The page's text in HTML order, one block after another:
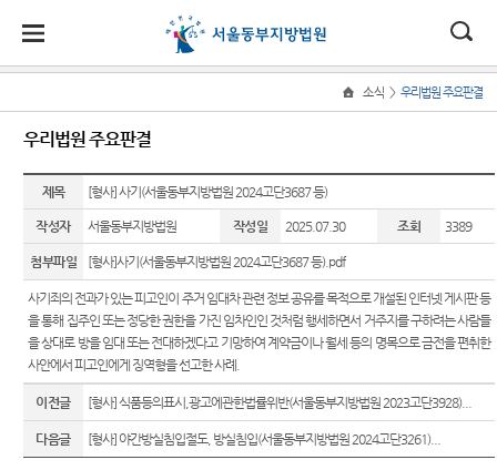
법원
소개
법원장
인사말
연혁
조직 및
전화번
호
재판개
정 및 법
정안내
관할구
소식
새소식
우리법
원 주요
판결
포토뉴
스
법원게
시판
E-mail
Club
민원
사회적
약자 통
합적 사
법
지원 -
사법접
근센터
민원안
내
자주묻
는질문
정보
사건검
색
판결서
사본 제
공신청
판결서
인터넷
열람
각급법
소통
법원에
바란다
부조리
신고센
터
칭찬합
니다
증인지
원관 제
도
법원견
소식 > 우리법원 주요판결
우리법원 주요판결
제목 [형사] 사기(서울동부지방법원 2024고단3687 등)
작성자 서울동부지방법원 작성일 2025.07.30 조회 3389
첨부파일 [형사]사기(서울동부지방법원 2024고단3687 등).pdf
사기죄의 전과가 있는 피고인이 주거 임대차 관련 정보 공유를 목적으로 개설된 인터넷 게시판 등
을 통해 집주인 또는 정당한 권한을 가진 임차인인 것처럼 행세하면서 거주지를 구하려는 사람들
을 상대로 방을 임대 또는 전대하겠다고 기망하여 계약금이나 월세 등의 명목으로 금전을 편취한
사안에서 피고인에게 징역형을 선고한 사례
이전글 [형사] 식품등의표시,광고에관한법률위반(서울동부지방법원 2023고단3928)...
다음글 [형사] 야간방실침입절도, 방실침입(서울동부지방법원 2024고단3261)...
원
원
정
보
소
통